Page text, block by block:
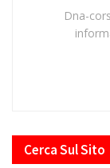
Dna-
Cerca Sul Sito